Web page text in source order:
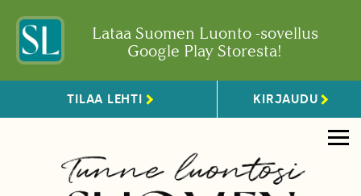
Lataa Suomen Luonto -sovellus
Google Play Storesta!
TILAA LEHTI KIRJAUDU